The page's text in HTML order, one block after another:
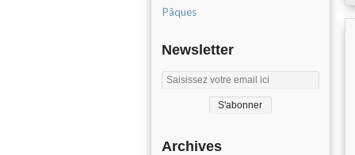
Pâques
Newsletter
Archives